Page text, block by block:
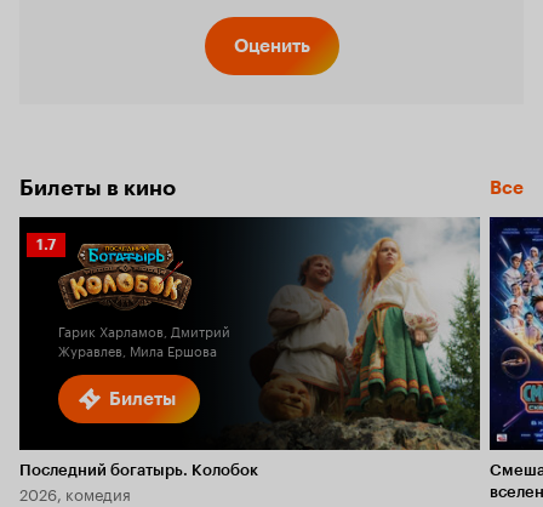
Оценить
Билеты в кино Все
Билеты
Рейтинг
Кинопоиска
1.7
Гарик Харламов, Дмитрий
Журавлев, Мила Ершова
Последний богатырь. Колобок
2026, комедия